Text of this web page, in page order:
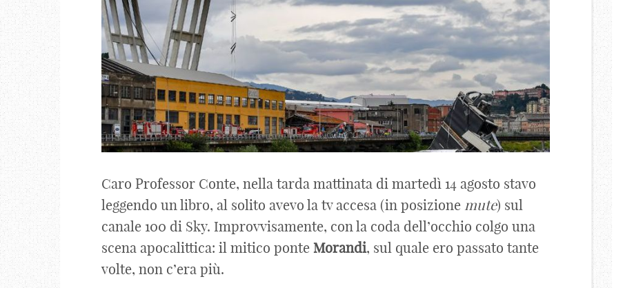
Caro Professor Conte, nella tarda mattinata di martedì 14 agosto stavo
leggendo un libro, al solito avevo la tv accesa (in posizione mute) sul
canale 100 di Sky. Improvvisamente, con la coda dell’occhio colgo una
scena apocalittica: il mitico ponte Morandi, sul quale ero passato tante
volte, non c’era più.